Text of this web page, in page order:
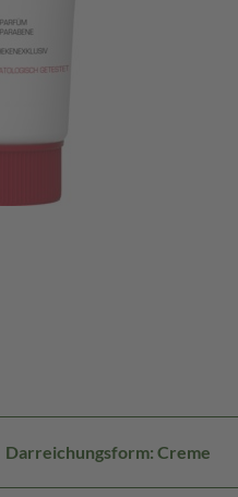
Darreichungsform: Creme